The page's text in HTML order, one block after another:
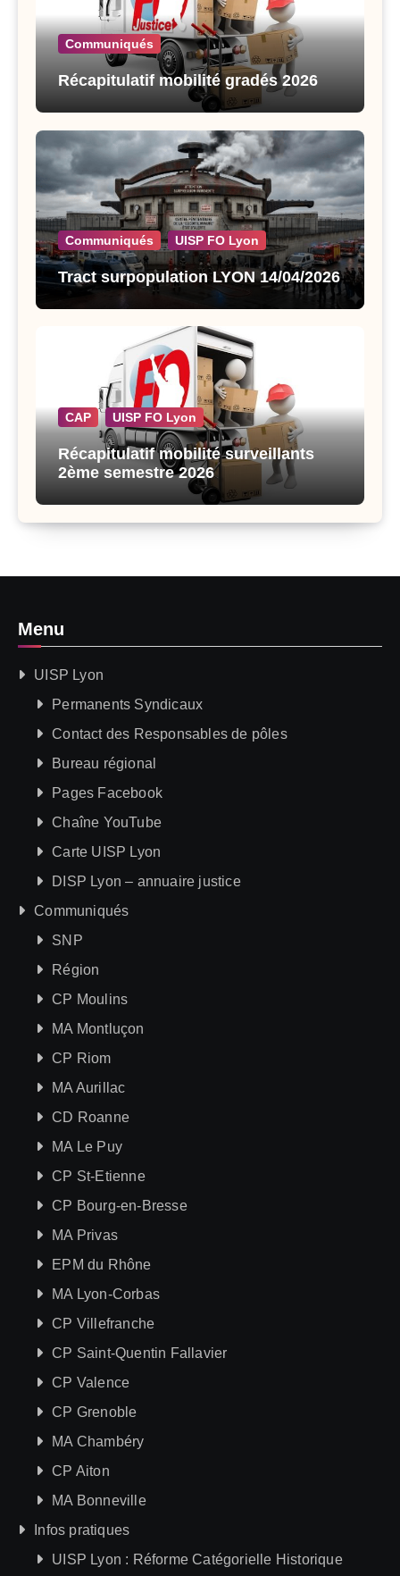
Communiqués
Récapitulatif mobilité gradés 2026
Communiqués UISP FO Lyon
Tract surpopulation LYON 14/04/2026
CAP UISP FO Lyon
Récapitulatif mobilité surveillants
2ème semestre 2026
Menu
UISP Lyon
Permanents Syndicaux
Contact des Responsables de pôles
Bureau régional
Pages Facebook
Chaîne YouTube
Carte UISP Lyon
DISP Lyon – annuaire justice
Communiqués
SNP
Région
CP Moulins
MA Montluçon
CP Riom
MA Aurillac
CD Roanne
MA Le Puy
CP St-Etienne
CP Bourg-en-Bresse
MA Privas
EPM du Rhône
MA Lyon-Corbas
CP Villefranche
CP Saint-Quentin Fallavier
CP Valence
CP Grenoble
MA Chambéry
CP Aiton
MA Bonneville
Infos pratiques
UISP Lyon : Réforme Catégorielle Historique